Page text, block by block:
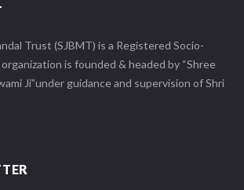
Trust (SJBMT) is a Registered Socio-
is founded & headed by “Shree
Ji”under guidance and supervision of Shri